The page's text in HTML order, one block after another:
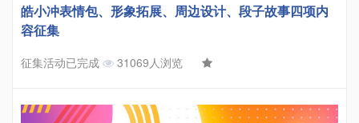
皓小冲表情包、形象拓展、周边设计、段子故事四项内
容征集
征集活动已完成 31069人浏览